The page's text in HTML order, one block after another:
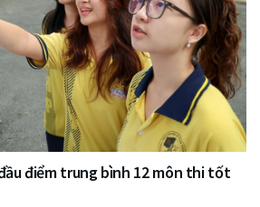
điểm trung bình 12 môn thi tốt